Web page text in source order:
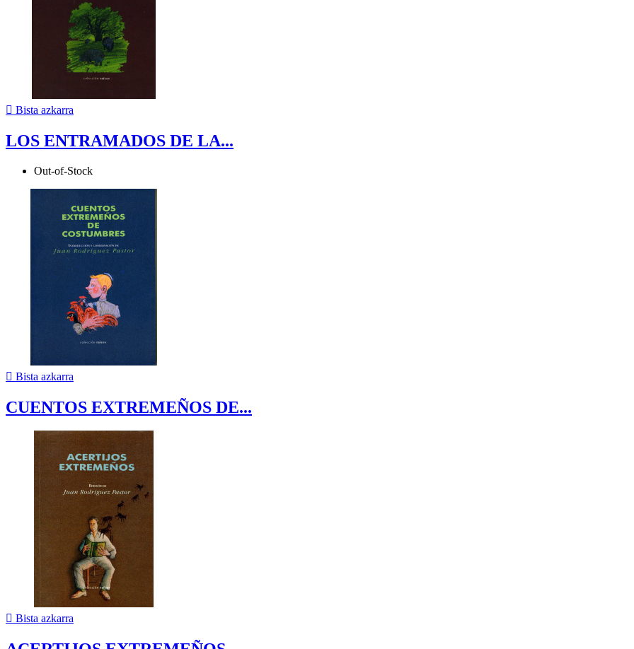
 Bista azkarra
LOS ENTRAMADOS DE LA...
Out-of-Stock
 Bista azkarra
CUENTOS EXTREMEÑOS DE...
 Bista azkarra